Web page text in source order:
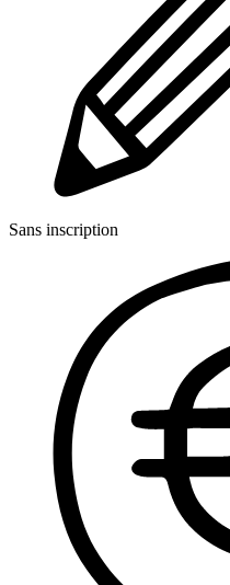
Sans inscription